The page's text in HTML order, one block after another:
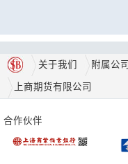
关于我们 附属公司
上商期货有限公司
合作伙伴